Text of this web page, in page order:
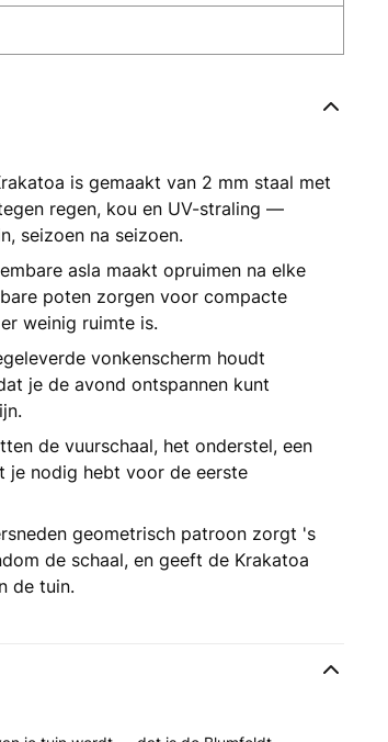
is gemaakt van 2 mm staal met
regen, kou en UV-straling —
seizoen na seizoen.
asla maakt opruimen na elke
poten zorgen voor compacte
weinig ruimte is.
vonkenscherm houdt
je de avond ontspannen kunt
de vuurschaal, het onderstel, een
je nodig hebt voor de eerste
geometrisch patroon zorgt 's
de schaal, en geeft de Krakatoa
de tuin.